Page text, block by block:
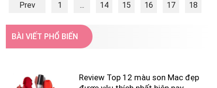
Prev 1 ... 14 15 16 17
18
BÀI VIẾT PHỔ BIẾN
Review Top 12 màu son Mac đẹp